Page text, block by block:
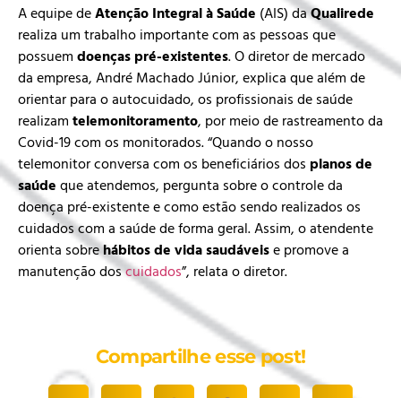
A equipe deAtenção Integral à Saúde (AIS) daQualirede
realiza um trabalho importante com as pessoas que
possuem doenças pré-existentes. O diretor de mercado
da empresa, André Machado Júnior, explica que além de
orientar para o autocuidado, os profissionais de saúde
realizam telemonitoramento, por meio de rastreamento da
Covid-19com os monitorados. “Quando o nosso
telemonitor conversa com os beneficiários dos planos de
saúde que atendemos, pergunta sobre o controle da
doença pré-existente e como estão sendo realizados os
cuidados com a saúde de forma geral. Assim, o atendente
orienta sobrehábitos de vida saudáveise promove a
manutenção doscuidados”, relata o diretor.
Compartilhe esse post!